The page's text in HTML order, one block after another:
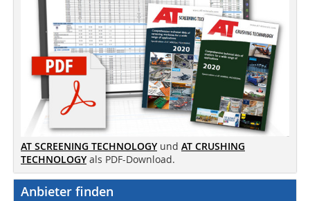
AT SCREENING TECHNOLOGY und AT CRUSHING
TECHNOLOGY als PDF-Download.
Anbieter finden